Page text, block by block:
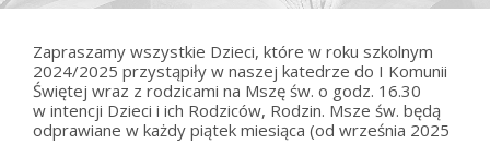
Zapraszamy wszystkie Dzieci, które w roku szkolnym
2024/2025 przystąpiły w naszej katedrze do I Komunii
Świętej wraz z rodzicami na Mszę św. o godz. 16.30
w intencji Dzieci i ich Rodziców, Rodzin. Msze św. będą
odprawiane w każdy piątek miesiąca (od września 2025